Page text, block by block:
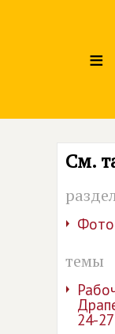
≡
См.
Фото
темы
24-